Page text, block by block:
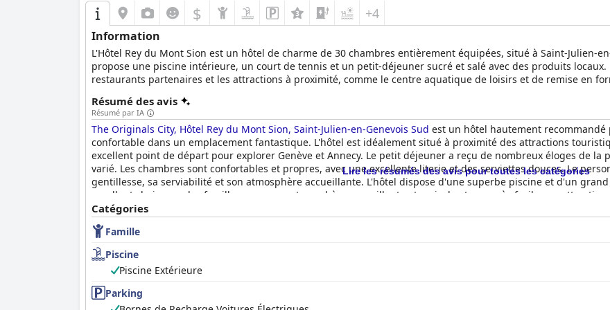
Genève. L'ambiance propre et confortable, les prix raisonnables et le bon rapport qualité-prix en font un choix
d'une nuit. De nombreux clients expriment leur intention de revenir et le recommandent comme une option
De plus, l'Oskar Hotelest connu pour ses politiques favorables aux animaux de compagnie, offrant un
voyageant avec des chiens. Le personnel courtois et l'environnement propre améliorent encore l'expérience
leurs propriétaires.
En résumé, la combinaison d'un emplacement pratique, de chambres confortables, d'un personnel dévoué et
Hotelun choix favorable pour les voyageurs à la recherche d'un séjour agréable et économique près de
$ +4
Information
L'Hôtel Rey du Mont Sion est un hôtel de charme de 30 chambres entièrement équipées, situé à Saint-Julien-
propose une piscine intérieure, un court de tennis et un petit-déjeuner sucré et salé avec des produits
restaurants partenaires et les attractions à proximité, comme le centre aquatique de loisirs et de remise en
de Genève.
Résumé des avis
Résumé par IA
The Originals City, Hôtel Rey du Mont Sion, Saint-Julien-en-Genevois Sud est un hôtel hautement
confortable dans un emplacement fantastique. L'hôtel est idéalement situé à proximité des attractions
excellent point de départ pour explorer Genève et Annecy. Le petit déjeuner a reçu de nombreux éloges de la
varié. Les chambres sont confortables et propres, avec une excellente literie et des serviettes douces. Le
gentillesse, sa serviabilité et son atmosphère accueillante. L'hôtel dispose d'une superbe piscine et d'un
excellent choix pour les familles, avec une atmosphère accueillante et amicale et un accès facile aux
Hôtel Rey du Mont Sion est un excellent choix pour un séjour relaxant et agréable à Saint-Julien-en-Genevois
Lire les résumés des avis pour toutes les catégories
Catégories
Famille
Piscine
Piscine Extérieure
Parking